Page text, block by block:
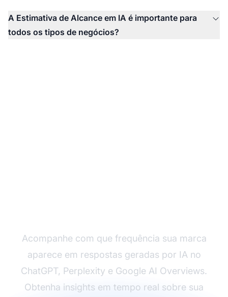
A Estimativa de Alcance em IA é importante para
todos os tipos de negócios?
Acompanhe com que frequência sua marca
aparece em respostas geradas por IA no
ChatGPT, Perplexity e Google AI Overviews.
Obtenha insights em tempo real sobre sua